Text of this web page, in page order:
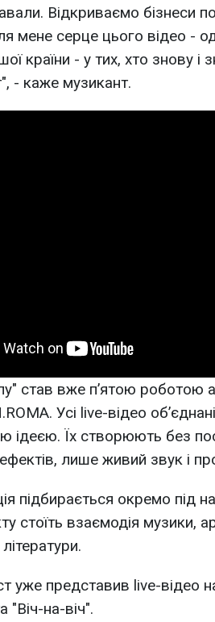
Відкриваємо бізнеси
мене серце цього відео -
країни - у тих, хто знову
- каже музикант.
став вже п’ятою роботою
Усі live-відео
ідеєю. Їх створюють без
лише живий звук і
підбирається окремо під
стоїть взаємодія музики,
уже представив live-відео
на-віч".